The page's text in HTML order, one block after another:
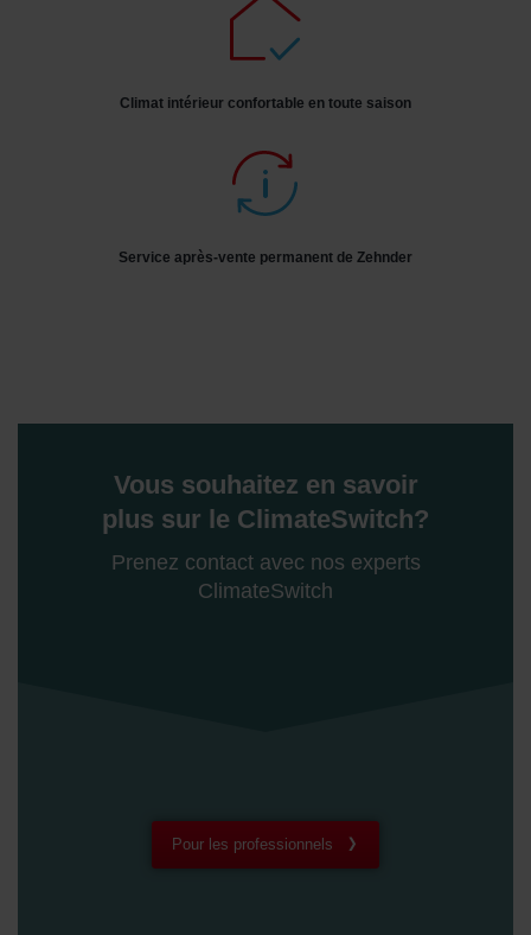
Climat intérieur confortable en toute saison
Service après-vente permanent de Zehnder
Vous souhaitez en savoir
plus sur le ClimateSwitch?
Prenez contact avec nos experts
ClimateSwitch
Pour les professionnels